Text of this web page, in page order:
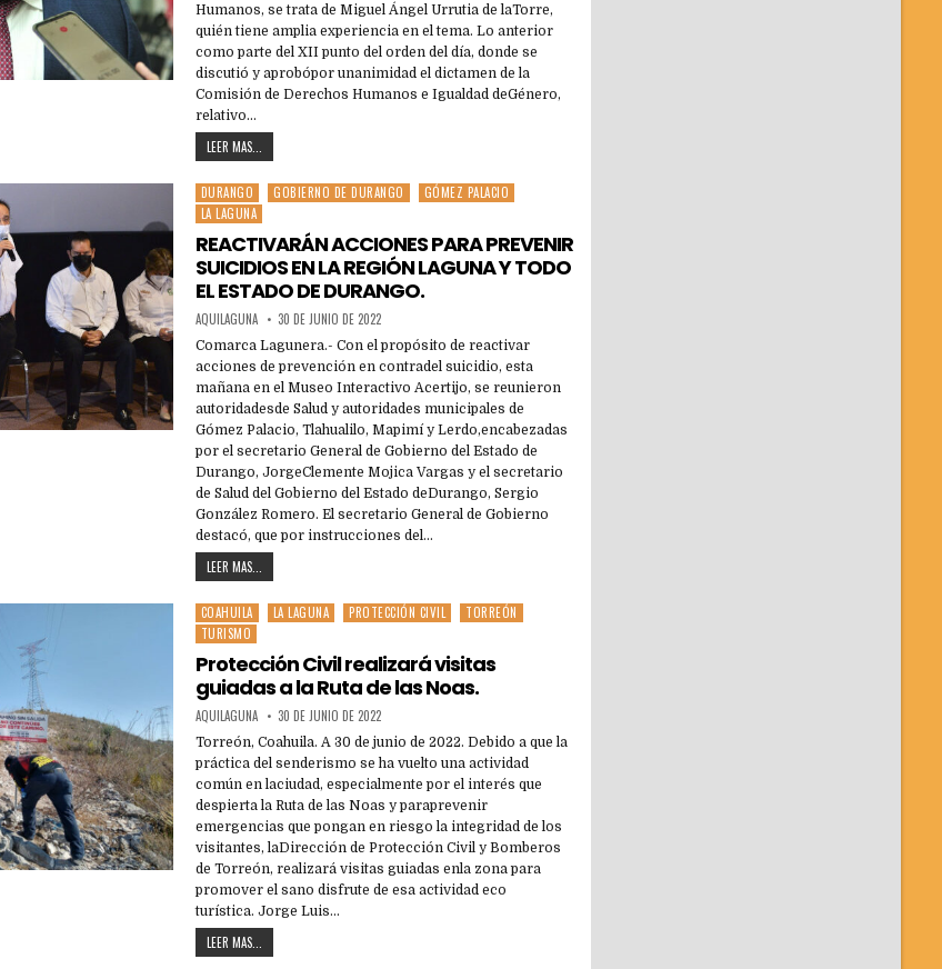
Humanos, se trata de Miguel Ángel Urrutia de laTorre,
quién tiene amplia experiencia en el tema. Lo anterior
como parte del XII punto del orden del día, donde se
discutió y aprobópor unanimidad el dictamen de la
Comisión de Derechos Humanos e Igualdad deGénero,
relativo…
LEER MAS...
Posted
in
DURANGO GOBIERNO DE DURANGO
GÓMEZ PALACIO
LA LAGUNA
REACTIVARÁN ACCIONES PARA PREVENIR
SUICIDIOS EN LA REGIÓN LAGUNA Y TODO
EL ESTADO DE DURANGO.
AQUILAGUNA 30 DE JUNIO DE 2022
Comarca Lagunera.- Con el propósito de reactivar
acciones de prevención en contradel suicidio, esta
mañana en el Museo Interactivo Acertijo, se reunieron
autoridadesde Salud y autoridades municipales de
Gómez Palacio, Tlahualilo, Mapimí y Lerdo,encabezadas
por el secretario General de Gobierno del Estado de
Durango, JorgeClemente Mojica Vargas y el secretario
de Salud del Gobierno del Estado deDurango, Sergio
González Romero. El secretario General de Gobierno
destacó, que por instrucciones del…
LEER MAS...
Posted
in
COAHUILA LA LAGUNA PROTECCIÓN CIVIL
TORREÓN
TURISMO
Protección Civil realizará visitas
guiadas a la Ruta de las Noas.
AQUILAGUNA 30 DE JUNIO DE 2022
Torreón, Coahuila. A 30 de junio de 2022. Debido a que la
práctica del senderismo se ha vuelto una actividad
común en laciudad, especialmente por el interés que
despierta la Ruta de las Noas y paraprevenir
emergencias que pongan en riesgo la integridad de los
visitantes, laDirección de Protección Civil y Bomberos
de Torreón, realizará visitas guiadas enla zona para
promover el sano disfrute de esa actividad eco
turística. Jorge Luis…
LEER MAS...